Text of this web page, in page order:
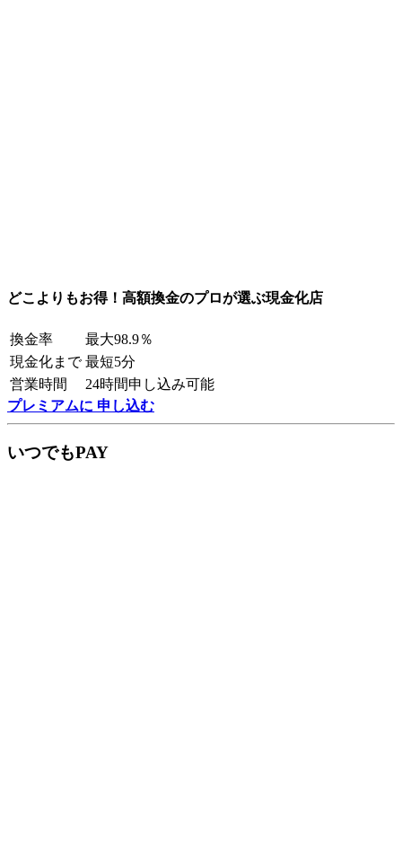
どこよりもお得！高額換金のプロが選ぶ現金化店
換金率
最大98.9％
現金化まで 最短5分
営業時間
24時間申し込み可能
プレミアムに 申し込む
いつでもPAY